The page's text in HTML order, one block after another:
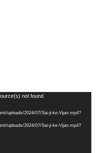
not found
uploads/2024/07/Sai-ji-ke-Vijan.mp4?
uploads/2024/07/Sai-ji-ke-Vijan.mp4?